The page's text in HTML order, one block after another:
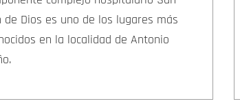
de Dios es uno de los lugares más
en la localidad de Antonio